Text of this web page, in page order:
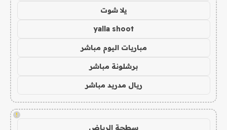
يلا شوت
yalla shoot
مباريات اليوم مباشر
برشلونة مباشر
ريال مدريد مباشر
!
سطحة الرياض